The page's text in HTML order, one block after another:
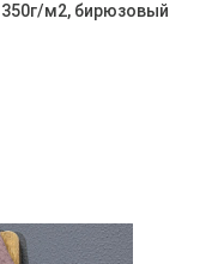
350г/м2, бирюзовый